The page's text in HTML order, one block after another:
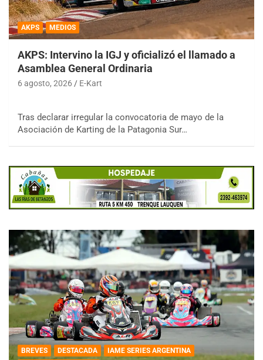
AKPS MEDIOS
AKPS: Intervino la IGJ y oficializó el llamado a
Asamblea General Ordinaria
6 agosto, 2026 E-Kart
Tras declarar irregular la convocatoria de mayo de la
Asociación de Karting de la Patagonia Sur…
BREVES DESTACADA
IAME SERIES ARGENTINA